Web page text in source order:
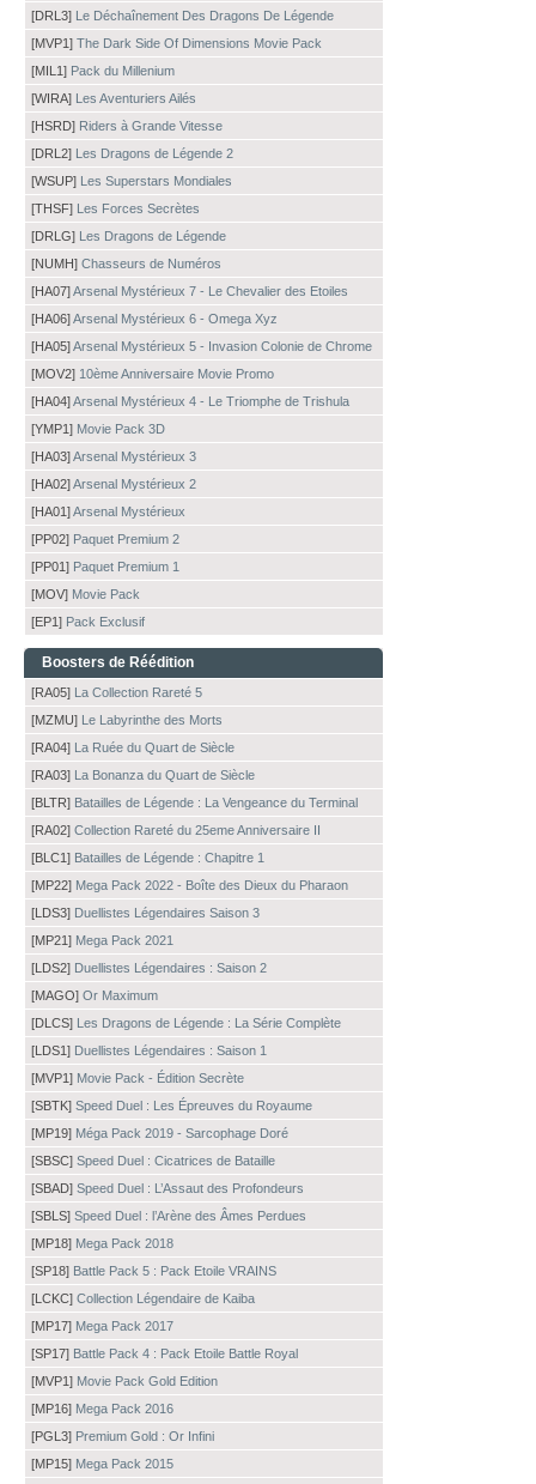
[DRL3] Le Déchaînement Des Dragons De Légende
[MVP1] The Dark Side Of Dimensions Movie Pack
[MIL1] Pack du Millenium
[WIRA] Les Aventuriers Ailés
[HSRD] Riders à Grande Vitesse
[DRL2] Les Dragons de Légende 2
[WSUP] Les Superstars Mondiales
[THSF] Les Forces Secrètes
[DRLG] Les Dragons de Légende
[NUMH] Chasseurs de Numéros
[HA07]Arsenal Mystérieux 7 - Le Chevalier des Etoiles
[HA06]Arsenal Mystérieux 6 - Omega Xyz
[HA05]Arsenal Mystérieux 5 - Invasion Colonie de Chrome
[MOV2] 10ème Anniversaire Movie Promo
[HA04]Arsenal Mystérieux 4 - Le Triomphe de Trishula
[YMP1] Movie Pack 3D
[HA03]Arsenal Mystérieux 3
[HA02]Arsenal Mystérieux 2
[HA01]Arsenal Mystérieux
[PP02] Paquet Premium 2
[PP01] Paquet Premium 1
[MOV] Movie Pack
[EP1] Pack Exclusif
Boosters de Réédition
[RA05] La Collection Rareté 5
[MZMU] Le Labyrinthe des Morts
[RA04] La Ruée du Quart de Siècle
[RA03] La Bonanza du Quart de Siècle
[BLTR] Batailles de Légende : La Vengeance du Terminal
[RA02] Collection Rareté du 25eme Anniversaire II
[BLC1] Batailles de Légende : Chapitre 1
[MP22] Mega Pack 2022 - Boîte des Dieux du Pharaon
[LDS3] Duellistes Légendaires Saison 3
[MP21] Mega Pack 2021
[LDS2] Duellistes Légendaires : Saison 2
[MAGO] Or Maximum
[DLCS] Les Dragons de Légende : La Série Complète
[LDS1] Duellistes Légendaires : Saison 1
[MVP1] Movie Pack - Édition Secrète
[SBTK] Speed Duel : Les Épreuves du Royaume
[MP19] Méga Pack 2019 - Sarcophage Doré
[SBSC] Speed Duel : Cicatrices de Bataille
[SBAD] Speed Duel : L’Assaut des Profondeurs
[SBLS] Speed Duel : l’Arène des Âmes Perdues
[MP18] Mega Pack 2018
[SP18] Battle Pack 5 : Pack Etoile VRAINS
[LCKC] Collection Légendaire de Kaiba
[MP17] Mega Pack 2017
[SP17] Battle Pack 4 : Pack Etoile Battle Royal
[MVP1] Movie Pack Gold Edition
[MP16] Mega Pack 2016
[PGL3] Premium Gold : Or Infini
[MP15] Mega Pack 2015